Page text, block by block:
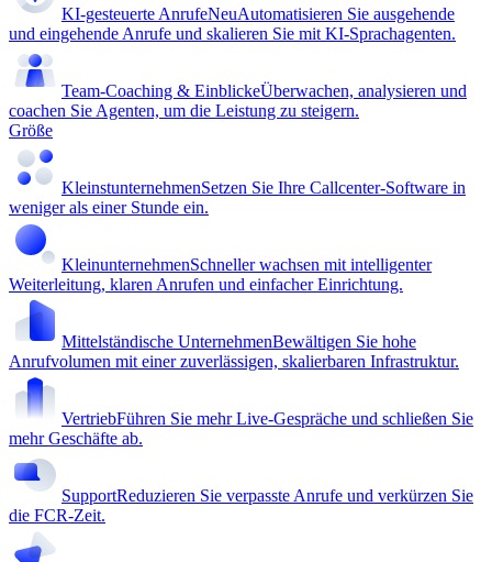
KI-gesteuerte AnrufeNeuAutomatisieren Sie ausgehende
und eingehende Anrufe und skalieren Sie mit KI-Sprachagenten.
Team-Coaching & EinblickeÜberwachen, analysieren und
coachen Sie Agenten, um die Leistung zu steigern.
Größe
KleinstunternehmenSetzen Sie Ihre Callcenter-Software in
weniger als einer Stunde ein.
KleinunternehmenSchneller wachsen mit intelligenter
Weiterleitung, klaren Anrufen und einfacher Einrichtung.
Mittelständische UnternehmenBewältigen Sie hohe
Anrufvolumen mit einer zuverlässigen, skalierbaren Infrastruktur.
VertriebFühren Sie mehr Live-Gespräche und schließen Sie
mehr Geschäfte ab.
SupportReduzieren Sie verpasste Anrufe und verkürzen Sie
die FCR-Zeit.